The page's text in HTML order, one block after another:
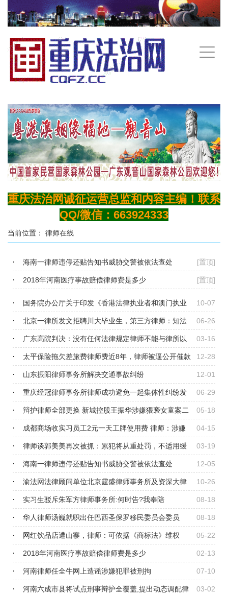
手
机
重庆法治网诚征运营总监和内容主编！联系
QQ/微信：663924333
当前位置： 律师在线
[置顶]
海南一律师违停还贴告知书威胁交警被依法查处
[置顶]
2018年河南医疗事故赔偿律师费是多少
10-07
国务院办公厅关于印发《香港法律执业者和澳门执业
律师在粤港澳大湾区内地九市取得内地.. 06-26
北京一律所发文拒聘川大毕业生，第三方律师：知法
犯法 03-16
广东高院判决：没有任何法律规定律师不能与律所以
外的其他单位形成劳动关系 12-28
太平保险拖欠差旅费律师费近8年，律师被逼公开催款
12-01
山东振阳律师事务所解决交通事故纠纷
06-29
重庆经冠律师事务所律师成功避免一起集体性纠纷发
生 05-18
辩护律师全部更换 新城控股王振华涉嫌猥亵女童案二
审将于5月19日开庭 04-15
成都商场收实习员工2元一天工牌使用费 律师：涉嫌
违法 03-19
律师谈郭美美再次被抓：累犯将从重处罚，不适用缓
刑和假释 12-05
海南一律师违停还贴告知书威胁交警被依法查处
10-26
渝法网法律顾问单位北京霆盛律师事务所及资深大律
师贾霆介绍 08-18
实习生驳斥朱军方律师事务所:何时告?我奉陪
08-18
华人律师汤巍就职出任巴西圣保罗移民委员会委员
05-22
网红饮品店遭山寨，律师：可依据《商标法》维权
02-13
2018年河南医疗事故赔偿律师费是多少
07-10
河南律师任全牛网上造谣涉嫌犯罪被刑拘
03-02
河南六成市县将试点刑事辩护全覆盖,提出动态调配律